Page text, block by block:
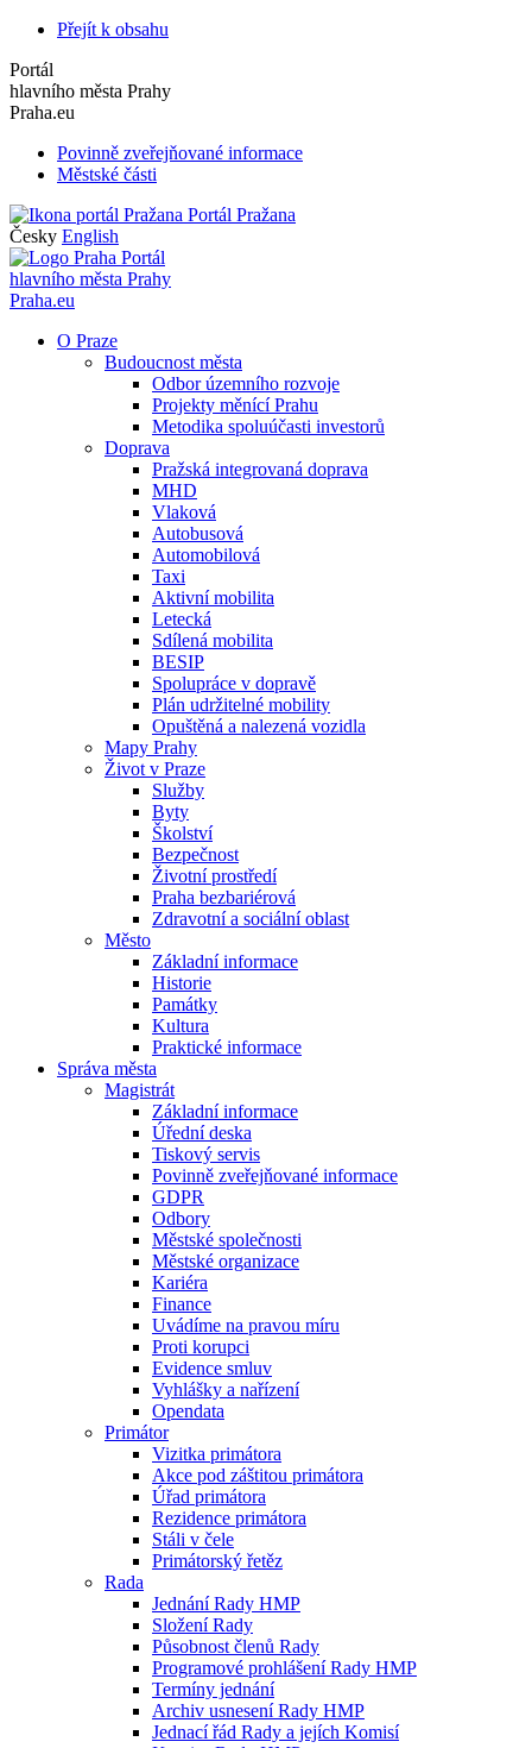
Přejít k obsahu
Portál
hlavního města Prahy
Praha.eu
Povinně zveřejňované informace
Městské části
Portál Pražana
Česky English
Portál
hlavního města Prahy
Praha.eu
O Praze
Budoucnost města
Odbor územního rozvoje
Projekty měnící Prahu
Metodika spoluúčasti investorů
Doprava
Pražská integrovaná doprava
MHD
Vlaková
Autobusová
Automobilová
Taxi
Aktivní mobilita
Letecká
Sdílená mobilita
BESIP
Spolupráce v dopravě
Plán udržitelné mobility
Opuštěná a nalezená vozidla
Mapy Prahy
Život v Praze
Služby
Byty
Školství
Bezpečnost
Životní prostředí
Praha bezbariérová
Zdravotní a sociální oblast
Město
Základní informace
Historie
Památky
Kultura
Praktické informace
Správa města
Magistrát
Základní informace
Úřední deska
Tiskový servis
Povinně zveřejňované informace
GDPR
Odbory
Městské společnosti
Městské organizace
Kariéra
Finance
Uvádíme na pravou míru
Proti korupci
Evidence smluv
Vyhlášky a nařízení
Opendata
Primátor
Vizitka primátora
Akce pod záštitou primátora
Úřad primátora
Rezidence primátora
Stáli v čele
Primátorský řetěz
Rada
Jednání Rady HMP
Složení Rady
Působnost členů Rady
Programové prohlášení Rady HMP
Termíny jednání
Archiv usnesení Rady HMP
Jednací řád Rady a jejích Komisí